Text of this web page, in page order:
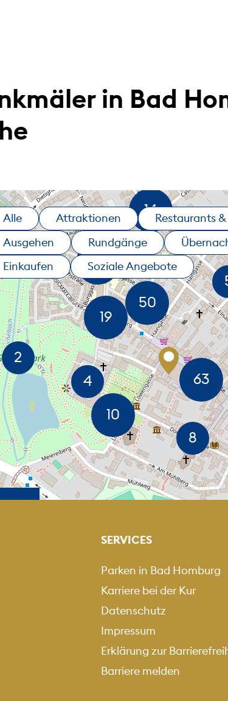
in Bad
Alle Attraktionen
Restaurants
Ausgehen
Rundgänge
Einkaufen
Soziale Angebote
HEREINZOOMEN
-KARTE HERAUSZOOMEN
SERVICES
Parken in Bad Homburg
Karriere bei der Kur
Datenschutz
Impressum
Erklärung zur
Barriere melden